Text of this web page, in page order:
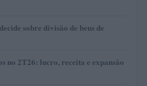
sobre divisão de bens de
no 2T26: lucro, receita e expansão